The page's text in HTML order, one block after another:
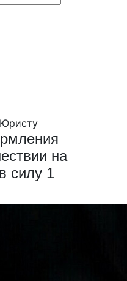
Юристу
на
силу 1